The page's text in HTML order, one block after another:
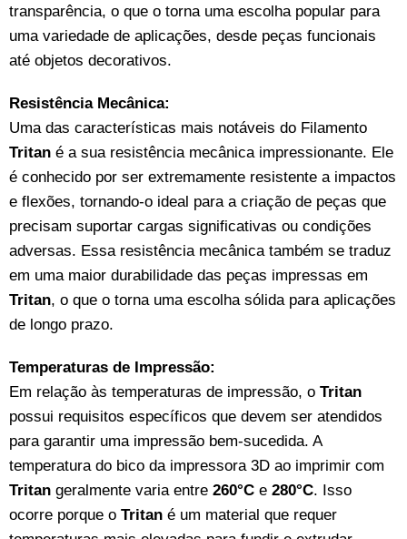
transparência, o que o torna uma escolha popular para
uma variedade de aplicações, desde peças funcionais
até objetos decorativos.
Resistência Mecânica:
Uma das características mais notáveis do Filamento
Tritan é a sua resistência mecânica impressionante. Ele
é conhecido por ser extremamente resistente a impactos
e flexões, tornando-o ideal para a criação de peças que
precisam suportar cargas significativas ou condições
adversas. Essa resistência mecânica também se traduz
em uma maior durabilidade das peças impressas em
Tritan, o que o torna uma escolha sólida para aplicações
de longo prazo.
Temperaturas de Impressão:
Em relação às temperaturas de impressão, o Tritan
possui requisitos específicos que devem ser atendidos
para garantir uma impressão bem-sucedida. A
temperatura do bico da impressora 3D ao imprimir com
Tritan geralmente varia entre 260°C e 280°C. Isso
ocorre porque o Tritan é um material que requer